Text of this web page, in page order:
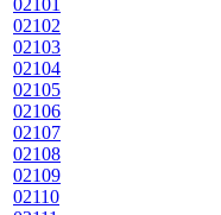
02101
02102
02103
02104
02105
02106
02107
02108
02109
02110